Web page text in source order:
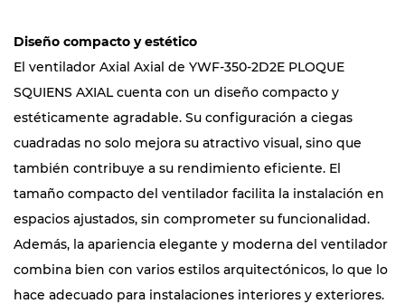
Diseño compacto y estético
El ventilador Axial Axial de YWF-350-2D2E PLOQUE
SQUIENS AXIAL cuenta con un diseño compacto y
estéticamente agradable. Su configuración a ciegas
cuadradas no solo mejora su atractivo visual, sino que
también contribuye a su rendimiento eficiente. El
tamaño compacto del ventilador facilita la instalación en
espacios ajustados, sin comprometer su funcionalidad.
Además, la apariencia elegante y moderna del ventilador
combina bien con varios estilos arquitectónicos, lo que lo
hace adecuado para instalaciones interiores y exteriores.